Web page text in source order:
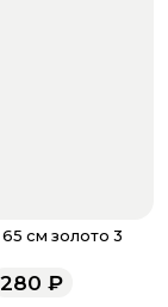
см золото 3
280 ₽